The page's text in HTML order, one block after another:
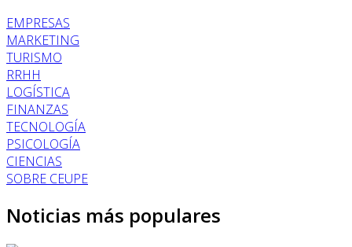
EMPRESAS
MARKETING
TURISMO
RRHH
LOGÍSTICA
FINANZAS
TECNOLOGÍA
PSICOLOGÍA
CIENCIAS
SOBRE CEUPE
Noticias más populares